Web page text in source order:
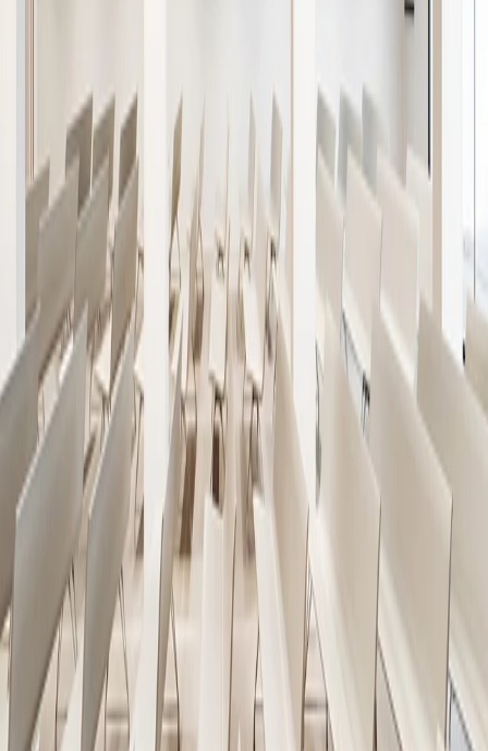
Filtra por producto:
Todos Ideacustic Ideaflow
Ideagarden
Ideaperfo
Ideasilence Ideazone
Productos aplicados:
Auditorios Cocinas Edificios públicos
Espacios educativos Hoteles
Tanatorios
Auditorio Almussafes
Almussafes ( Valencia) / 2025
Ideawood
Auditorio y Teatro Adeje
Tenerife (Spain)
2025
Ideacustic, Ideawood
Showroom José Martínez Medina
Madrid (Spain)​ /2024
Ideawood, Ideaflow
Mutual Park
Capetown (South Africa)
Ideawood